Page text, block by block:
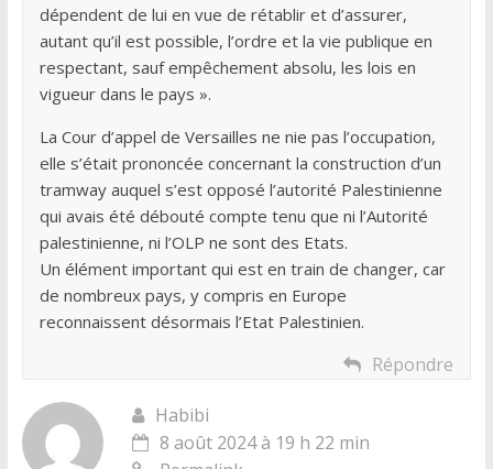
dépendent de lui en vue de rétablir et d’assurer,
autant qu’il est possible, l’ordre et la vie publique en
respectant, sauf empêchement absolu, les lois en
vigueur dans le pays ».
La Cour d’appel de Versailles ne nie pas l’occupation,
elle s’était prononcée concernant la construction d’un
tramway auquel s’est opposé l’autorité Palestinienne
qui avais été débouté compte tenu que ni l’Autorité
palestinienne, ni l’OLP ne sont des Etats.
Un élément important qui est en train de changer, car
de nombreux pays, y compris en Europe
reconnaissent désormais l’Etat Palestinien.
Répondre
Habibi
8 août 2024 à 19 h 22 min